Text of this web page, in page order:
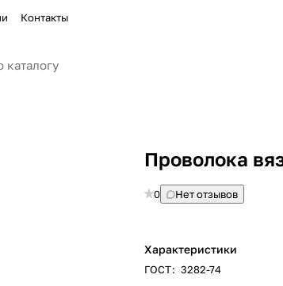
Контакты
Проволока
0 Нет отзывов
Характеристики
ГОСТ: 3282-74